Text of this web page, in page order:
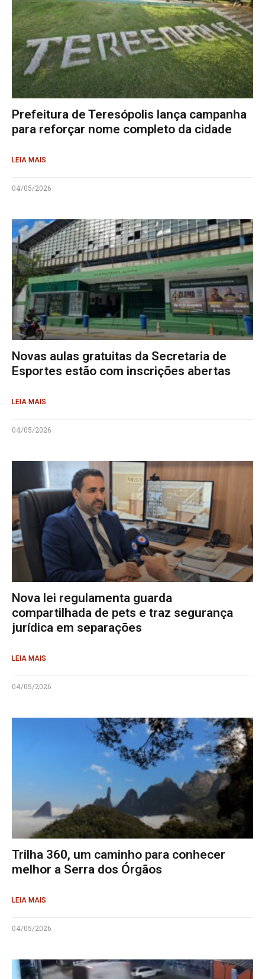
Prefeitura de Teresópolis lança campanha
para reforçar nome completo da cidade
LEIA MAIS
04/05/2026
Novas aulas gratuitas da Secretaria de
Esportes estão com inscrições abertas
LEIA MAIS
04/05/2026
Nova lei regulamenta guarda
compartilhada de pets e traz segurança
jurídica em separações
LEIA MAIS
04/05/2026
Trilha 360, um caminho para conhecer
melhor a Serra dos Órgãos
LEIA MAIS
04/05/2026